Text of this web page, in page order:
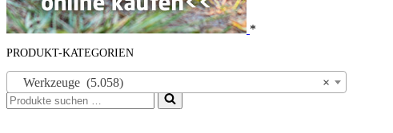
*
PRODUKT-KATEGORIEN
×
Werkzeuge (5.058)
Suchen
nach …